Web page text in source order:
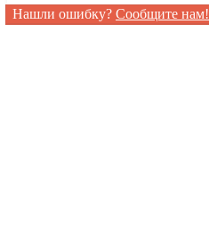
Нашли ошибку? Сообщите нам!